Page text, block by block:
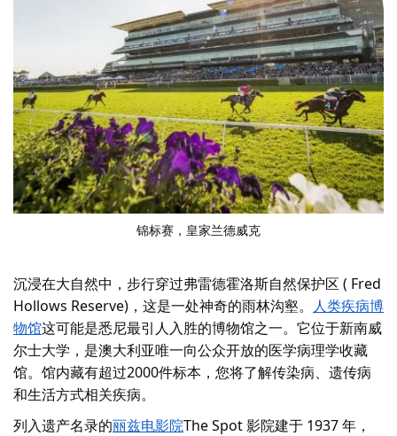
锦标赛， 皇家兰德威克
沉浸在大自然中，步行穿过弗雷德霍洛斯自然保护区 ( Fred
Hollows Reserve)，这是一处神奇的雨林沟壑。 人类疾病博
物馆这可能是悉尼最引人入胜的博物馆之一。它位于新南威
尔士大学，是澳大利亚唯一向公众开放的医学病理学收藏
馆。馆内藏有超过2000件标本，您将了解传染病、遗传病
和生活方式相关疾病。
列入遗产名录的丽兹电影院The Spot 影院建于 1937 年，